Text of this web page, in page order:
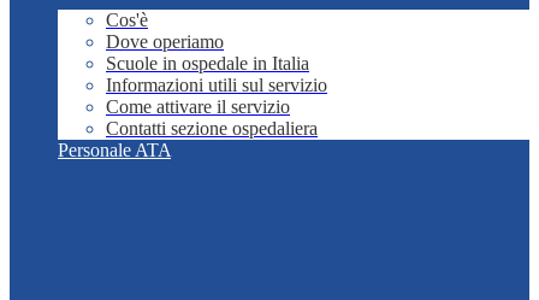
Cos'è
Dove operiamo
Scuole in ospedale in Italia
Informazioni utili sul servizio
Come attivare il servizio
Contatti sezione ospedaliera
Personale ATA